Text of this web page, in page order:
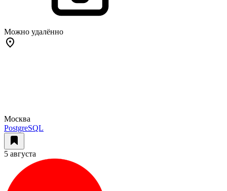
Можно удалённо
Москва
PostgreSQL
5 августа